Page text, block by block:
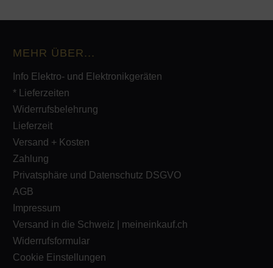
MEHR ÜBER...
Info Elektro- und Elektronikgeräten
* Lieferzeiten
Widerrufsbelehrung
Lieferzeit
Versand + Kosten
Zahlung
Privatsphäre und Datenschutz DSGVO
AGB
Impressum
Versand in die Schweiz | meineinkauf.ch
Widerrufsformular
Cookie Einstellungen